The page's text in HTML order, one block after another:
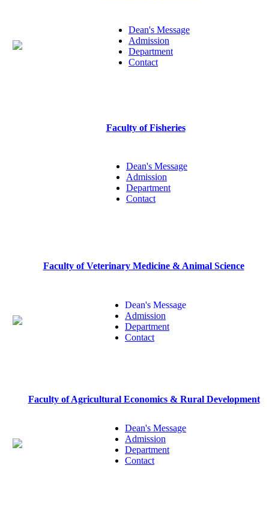
Dean's Message
Admission
Department
Contact
Faculty of Fisheries
Dean's Message
Admission
Department
Contact
Faculty of Veterinary Medicine & Animal Science
Dean's Message
Admission
Department
Contact
Faculty of Agricultural Economics & Rural Development
Dean's Message
Admission
Department
Contact